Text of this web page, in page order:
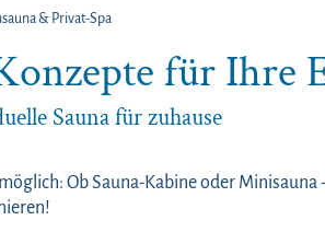
& Privat-Spa
für Ihre
Sauna für zuhause
Ob Sauna-Kabine oder